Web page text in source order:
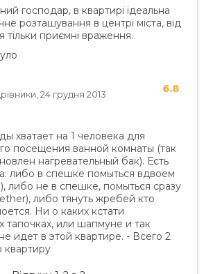
господар, в квартирі ідеальна
розташування в центрі міста, від
тільки приємні враження.
6.8
24 грудня 2013
хватает на 1 человека для
посещения ванной комнаты (так
нагревательный бак). Есть
либо в спешке помыться вдвоем
либо не в спешке, помыться сразу
либо тянуть жребей кто
Ни о каких кстати
тапочках, или шапмуне и так
идет в этой квартире. - Всего 2
квартиру